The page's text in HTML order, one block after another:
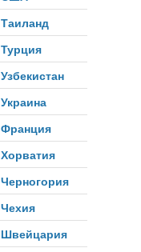
Таиланд
Турция
Узбекистан
Украина
Франция
Хорватия
Черногория
Чехия
Швейцария